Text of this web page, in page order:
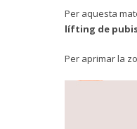
Per aquesta
lífting de
Per aprimar la